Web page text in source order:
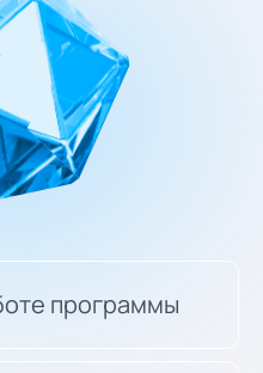
программы